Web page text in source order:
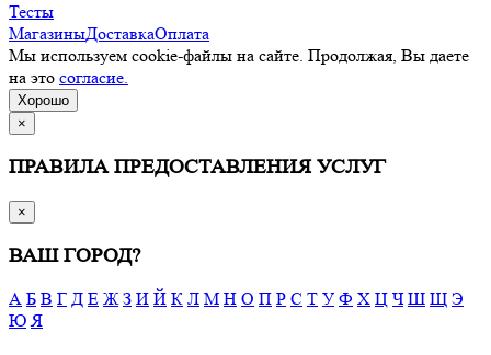
Тесты
МагазиныДоставкаОплата
Мы используем cookie-файлы на сайте. Продолжая, Вы даете
на это согласие.
Хорошо
×
ПРАВИЛА ПРЕДОСТАВЛЕНИЯ УСЛУГ
×
ВАШ ГОРОД?
А Б В Г Д Е Ж З И Й К Л М Н О П Р С Т У Ф Х Ц Ч Ш Щ Э
Ю Я